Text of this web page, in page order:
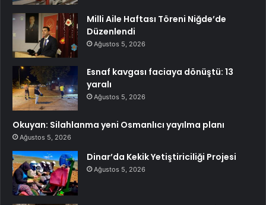
Milli Aile Haftası Töreni Niğde’de
Düzenlendi
Ağustos 5, 2026
Esnaf kavgası faciaya dönüştü: 13
yaralı
Ağustos 5, 2026
Okuyan: Silahlanma yeni Osmanlıcı yayılma planı
Ağustos 5, 2026
Dinar’da Kekik Yetiştiriciliği Projesi
Ağustos 5, 2026